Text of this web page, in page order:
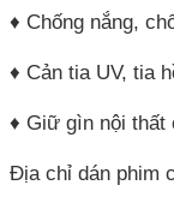
♦ Chống nắng,
♦ Cản tia UV, tia
♦ Giữ gìn nội thất
Địa chỉ dán phim